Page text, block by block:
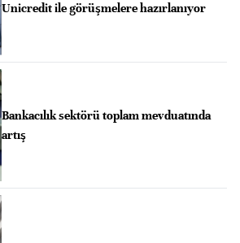
Unicredit ile görüşmelere hazırlanıyor
Bankacılık sektörü toplam mevduatında
artış